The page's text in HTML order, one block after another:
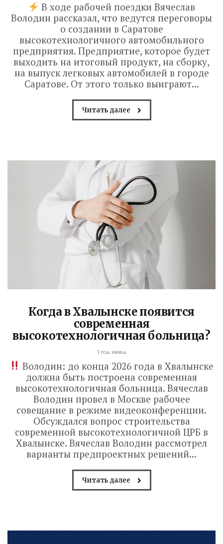
В ходе рабочей поездки Вячеслав
Володин рассказал, что ведутся переговоры
о создании в Саратове
высокотехнологичного автомобильного
предприятия. Предприятие, которое будет
выходить на итоговый продукт, на сборку,
на выпуск легковых автомобилей в городе
Саратове. От этого только выиграют...
Читать далее
Когда в Хвалынске появится
современная
высокотехнологичная больница?
1 год назад
Володин: до конца 2026 года в Хвалынске
должна быть построена современная
высокотехнологичная больница. Вячеслав
Володин провел в Москве рабочее
совещание в режиме видеоконференции.
Обсуждался вопрос строительства
современной высокотехнологичной ЦРБ в
Хвалынске. Вячеслав Володин рассмотрел
варианты предпроектных решений...
Читать далее
Володин: 31 августа
РАБОТЫ БУДУТ
ЗАВЕРШЕНЫ
артиллерийское командное училище в
Саратове. В настоящее время на
завершающий этап вышла
реконструкция крытого бассейна и
строительство открытого всепогодного
стадиона. Задача – сдать объекты до...
Read More